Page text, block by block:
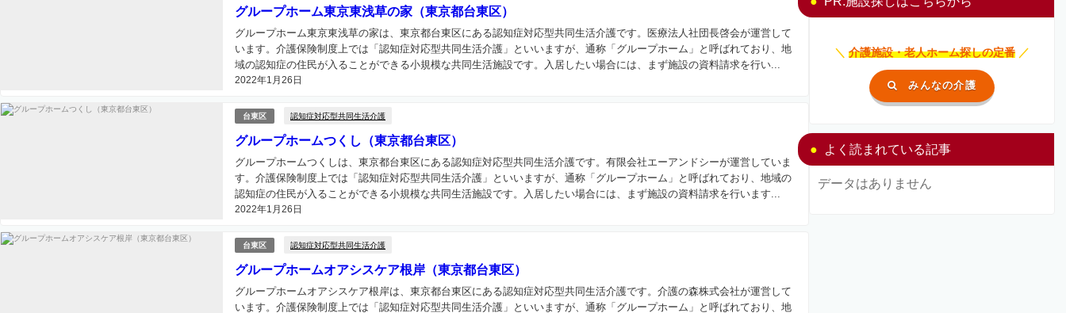
グループホーム東京東浅草の家（東京都台東区）
2022年1月26日
グループホーム東京東浅草の家は、東京都台東区にある認知症対応型共同生活介護です。医療法人社団長啓会が運営して
います。介護保険制度上では「認知症対応型共同生活介護」といいますが、通称「グループホーム」と呼ばれており、地
域の認知症の住民が入ることができる小規模な共同生活施設です。入居したい場合には、まず施設の資料請求を行い...
台東区 認知症対応型共同生活介護
グループホームつくし（東京都台東区）
2022年1月26日
グループホームつくしは、東京都台東区にある認知症対応型共同生活介護です。有限会社エーアンドシーが運営していま
す。介護保険制度上では「認知症対応型共同生活介護」といいますが、通称「グループホーム」と呼ばれており、地域の
認知症の住民が入ることができる小規模な共同生活施設です。入居したい場合には、まず施設の資料請求を行います...
台東区 認知症対応型共同生活介護
グループホームオアシスケア根岸（東京都台東区）
グループホームオアシスケア根岸は、東京都台東区にある認知症対応型共同生活介護です。介護の森株式会社が運営して
います。介護保険制度上では「認知症対応型共同生活介護」といいますが、通称「グループホーム」と呼ばれており、地
＼ 介護施設・老人ホーム探しの定番 ／
みんなの介護
よく読まれている記事
データはありません